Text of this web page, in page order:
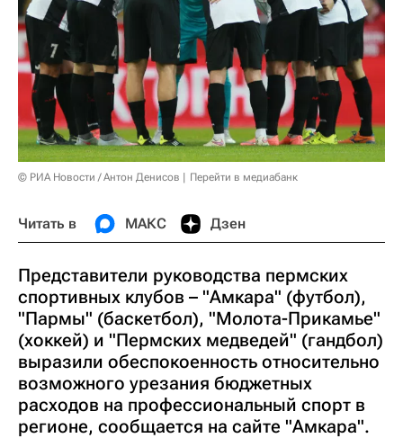
© РИА Новости / Антон Денисов Перейти в медиабанк
Читать в МАКС Дзен
Представители руководства пермских
спортивных клубов – "Амкара" (футбол),
"Пармы" (баскетбол), "Молота-Прикамье"
(хоккей) и "Пермских медведей" (гандбол)
выразили обеспокоенность относительно
возможного урезания бюджетных
расходов на профессиональный спорт в
регионе, сообщается на сайте "Амкара".